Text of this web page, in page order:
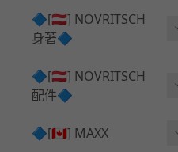
手持 裝備 ⧸ 偽裝
披肩 ⧸ Shoulder Piece
onie
AR ⧸ DMR 彈匣用
SMG ⧸ SSR90 彈匣用
腰包 ⧸ 萬用包
HPA 氣瓶袋 ⧸ 水袋包
🔷[🇦🇹] NOVRITSCH
身著🔷
闊邊帽 ⧸ Boonie Hat
戰術背心+前掛 ⧸ Plate Car
rier+Flap
🔷[🇦🇹] NOVRITSCH
配件🔷
✅ 快拔槍套 ⧸ 槍背帶
🔷[🇨🇦] MAXX